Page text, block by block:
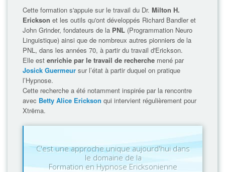
Cette formation s'appuie sur le travail du Dr. Milton H.
Erickson et les outils qu'ont développés Richard Bandler et
John Grinder, fondateurs de la PNL (Programmation Neuro
Linguistique) ainsi que de nombreux autres pionniers de la
PNL, dans les années 70, à partir du travail d'Erickson.
Elle est enrichie par le travail de recherche mené par
Josick Guermeur sur l’état à partir duquel on pratique
l’Hypnose.
Cette recherche a été notamment inspirée par la rencontre
avec Betty Alice Erickson qui intervient régulièrement pour
Xtrëma.
C'est une approche unique aujourd'hui dans
le domaine de la
Formation en Hypnose Ericksonienne